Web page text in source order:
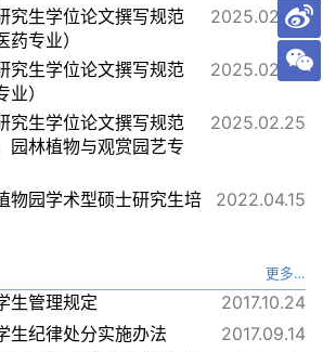
2025.02.25
究生学位论文撰写规范
药专业）
2025.02.25
究生学位论文撰写规范
业）
2025.02.25
究生学位论文撰写规范
园林植物与观赏园艺专
2022.04.15
物园学术型硕士研究生培
更多…
2017.10.24
生管理规定
2017.09.14
生纪律处分实施办法